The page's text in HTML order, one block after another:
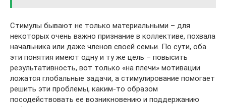
Стимулы бывают не только материальными – для
некоторых очень важно признание в коллективе, похвала
начальника или даже членов своей семьи. По сути, оба
эти понятия имеют одну и ту же цель – повысить
результативность, вот только «на плечи» мотивации
ложатся глобальные задачи, а стимулирование помогает
решить эти проблемы, каким-то образом
посодействовать ее возникновению и поддержанию